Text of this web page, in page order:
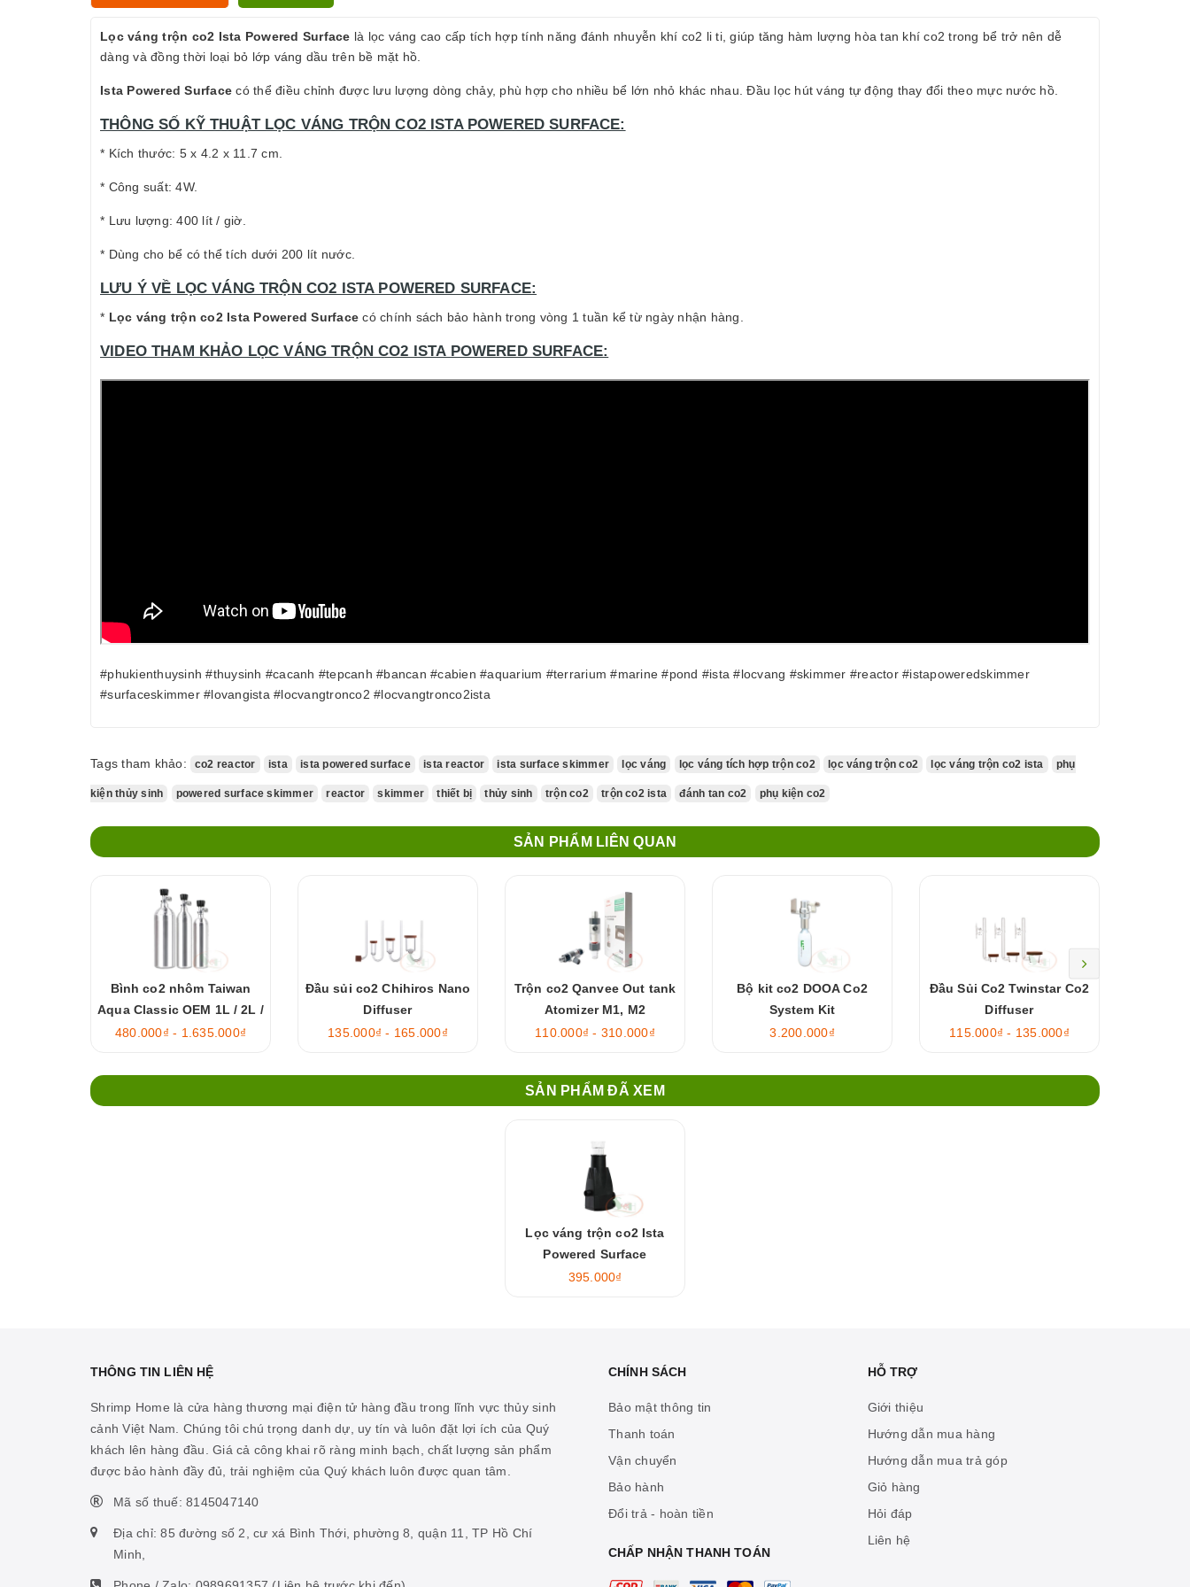
Lọc váng trộn co2 Ista Powered Surface là lọc váng cao cấp tích hợp tính năng đánh nhuyễn khí co2 li ti, giúp tăng hàm lượng hòa tan khí co2 trong bể trở nên dễ
dàng và đồng thời loại bỏ lớp váng dầu trên bề mặt hồ.
Ista Powered Surface có thể điều chỉnh được lưu lượng dòng chảy, phù hợp cho nhiều bể lớn nhỏ khác nhau. Đầu lọc hút váng tự động thay đổi theo mực nước hồ.
THÔNG SỐ KỸ THUẬT LỌC VÁNG TRỘN CO2 ISTA POWERED SURFACE:
* Kích thước: 5 x 4.2 x 11.7 cm.
* Công suất: 4W.
* Lưu lượng: 400 lít / giờ.
* Dùng cho bể có thể tích dưới 200 lít nước.
LƯU Ý VỀ LỌC VÁNG TRỘN CO2 ISTA POWERED SURFACE:
* Lọc váng trộn co2 Ista Powered Surface có chính sách bảo hành trong vòng 1 tuần kể từ ngày nhận hàng.
VIDEO THAM KHẢO LỌC VÁNG TRỘN CO2 ISTA POWERED SURFACE:
#phukienthuysinh #thuysinh #cacanh #tepcanh #bancan #cabien #aquarium #terrarium #marine #pond #ista #locvang #skimmer #reactor #istapoweredskimmer
#surfaceskimmer #lovangista #locvangtronco2 #locvangtronco2ista
Tags tham khảo: co2 reactor ista ista powered surface ista reactor ista surface skimmer lọc váng lọc váng tích hợp trộn co2 lọc váng trộn co2 lọc váng trộn co2 ista phụ
kiện thủy sinh powered surface skimmer reactor skimmer thiết bị thủy sinh trộn co2 trộn co2 ista đánh tan co2 phụ kiện co2
SẢN PHẨM LIÊN QUAN
Bình co2 nhôm Taiwan
Aqua Classic OEM 1L / 2L /
4L rỗng
480.000₫ - 1.635.000₫
Đầu sủi co2 Chihiros Nano
Diffuser
135.000₫ - 165.000₫
Trộn co2 Qanvee Out tank
Atomizer M1, M2
110.000₫ - 310.000₫
Bộ kit co2 DOOA Co2
System Kit
3.200.000₫
Đầu Sủi Co2 Twinstar Co2
Diffuser
115.000₫ - 135.000₫
SẢN PHẨM ĐÃ XEM
Lọc váng trộn co2 Ista
Powered Surface
395.000₫
THÔNG TIN LIÊN HỆ
Shrimp Home là cửa hàng thương mại điện tử hàng đầu trong lĩnh vực thủy sinh
cảnh Việt Nam. Chúng tôi chú trọng danh dự, uy tín và luôn đặt lợi ích của Quý
khách lên hàng đầu. Giá cả công khai rõ ràng minh bạch, chất lượng sản phẩm
được bảo hành đầy đủ, trải nghiệm của Quý khách luôn được quan tâm.
Mã số thuế: 8145047140
Địa chỉ: 85 đường số 2, cư xá Bình Thới, phường 8, quận 11, TP Hồ Chí
Minh,
CHÍNH SÁCH
Bảo mật thông tin
Thanh toán
Vận chuyển
Bảo hành
Đổi trả - hoàn tiền
CHẤP NHẬN THANH TOÁN
HỖ TRỢ
Giới thiệu
Hướng dẫn mua hàng
Hướng dẫn mua trả góp
Giỏ hàng
Hỏi đáp
Liên hệ